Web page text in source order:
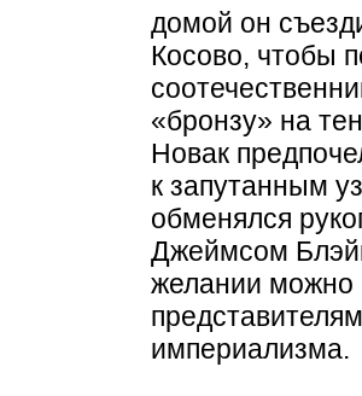
домой он
Косово, чтобы
«бронзу» на
Новак
к запутанным
обменялся
Джеймсом
желании можно
империализма.